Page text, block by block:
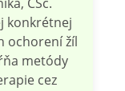
konkrétnej
ochorení žíl
metódy
cez